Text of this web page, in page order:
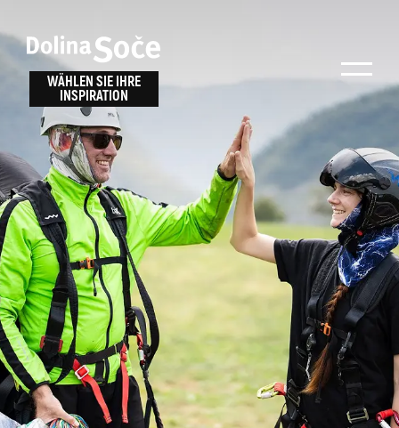
WÄHLEN SIE IHRE
INSPIRATION
Inspiration
finden
Finden Sie Aktivitäten, Attraktionen und
Unterhaltungsmöglichkeiten im Soča-Tal
oder wählen Sie aus unseren Reisetipps.
Suche...
Wählen Sie ein
Erlebnis
TOLMINER KLAMMEN JAVORCA
RIVER PASS JULIANA TRAIL
ALPE ADRIA TRAIL